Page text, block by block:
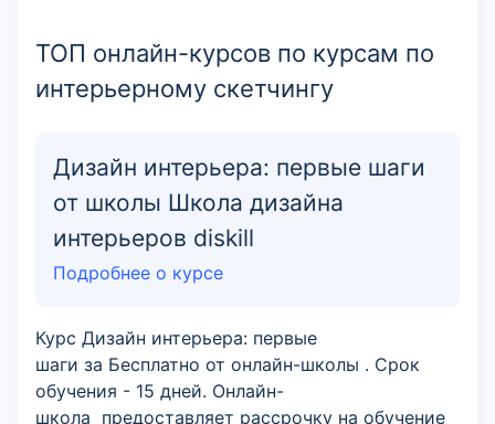
ТОП онлайн-курсов по курсам по
интерьерному скетчингу
Дизайн интерьера: первые шаги
от школы Школа дизайна
интерьеров diskill
Подробнее о курсе
Курс Дизайн интерьера: первые
шаги за Бесплатно от онлайн-школы . Срок
обучения - 15 дней. Онлайн-
школа предоставляет рассрочку на обучение